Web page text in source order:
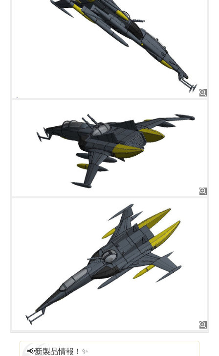
📢新製品情報！✨